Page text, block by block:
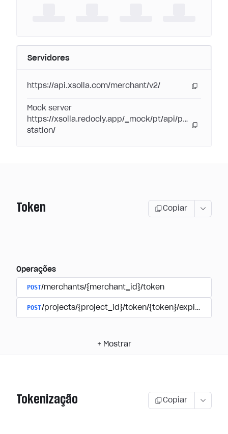
Servidores
https://api.xsolla.com/merchant/v2/
Mock server
https://xsolla.redocly.app/_mock/pt/api/pay-
station/
Token Copiar
Operações
POST/merchants/{merchant_id}/token
POST/projects/{project_id}/token/{token}/expire
+ Mostrar
Tokenização Copiar